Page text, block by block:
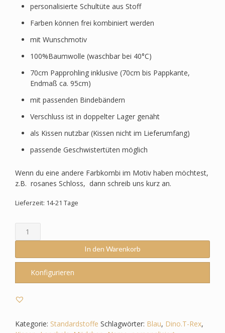
personalisierte Schultüte aus Stoff
Farben können frei kombiniert werden
mit Wunschmotiv
100%Baumwolle (waschbar bei 40°C)
70cm Papprohling inklusive (70cm bis Pappkante,
Endmaß ca. 95cm)
mit passenden Bindebändern
Verschluss ist in doppelter Lager genäht
als Kissen nutzbar (Kissen nicht im Lieferumfang)
passende Geschwistertüten möglich
Wenn du eine andere Farbkombi im Motiv haben möchtest,
z.B. rosanes Schloss, dann schreib uns kurz an.
Lieferzeit: 14-21 Tage
Schultüte
-
-
-
Rex
Triceratops
In den Warenkorb
Konfigurieren
Kategorie: Standardstoffe Schlagwörter: Blau, Dino.T-Rex,